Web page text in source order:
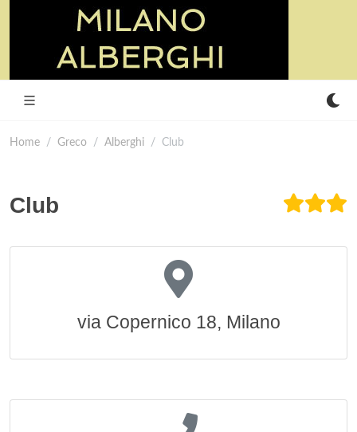
Home Greco Alberghi Club
Club
via Copernico 18, Milano